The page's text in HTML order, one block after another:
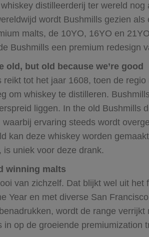
distilleerderij ter wereld nog
wordt Bushmills gezien
malts, de 10YO, 16YO en
Bushmills een premium redesign
old, but old because we’re good
reikt tot het jaar 1608, toen de
om whiskey te distilleren.
liggen. In the old Bushmills
ervaring steeds wordt
kan deze whiskey worden
is uniek voor deze drank.
winning malts
van zichzelf. Dat blijkt wel uit
Year en met diverse San
wordt de range
in op de groeiende premiumization